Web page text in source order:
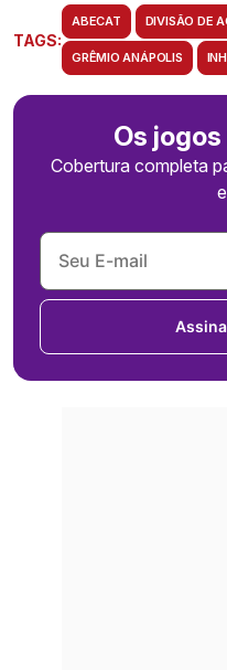
TAGS:
ABECAT DIVISÃO DE
GRÊMIO ANÁPOLIS
Os
Cobertura completa